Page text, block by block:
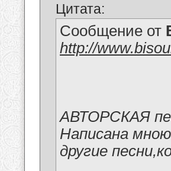
Цитата:
Сообщение от
http://
АВТОРСКАЯ
Написана
другие